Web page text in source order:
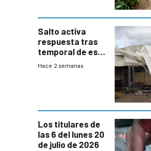
Salto activa
respuesta tras
temporal de este
sábado con
Hace 2 semanas
Los titulares de
las 6 del lunes 20
de julio de 2026